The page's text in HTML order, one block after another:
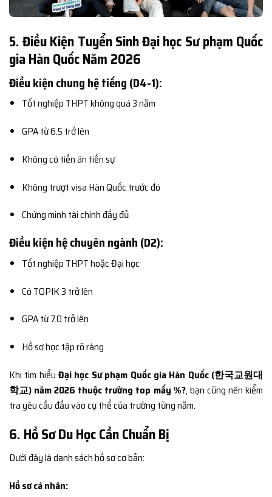
5. Điều Kiện Tuyển Sinh Đại học Sư phạm Quốc
gia Hàn Quốc Năm 2026
Điều kiện chung hệ tiếng (D4-1):
Tốt nghiệp THPT không quá 3 năm
GPA từ 6.5 trở lên
Không có tiền án tiền sự
Không trượt visa Hàn Quốc trước đó
Chứng minh tài chính đầy đủ
Điều kiện hệ chuyên ngành (D2):
Tốt nghiệp THPT hoặc Đại học
Có TOPIK 3 trở lên
GPA từ 7.0 trở lên
Hồ sơ học tập rõ ràng
Khi tìm hiểuĐại học Sư phạm Quốc gia Hàn Quốc (한국교원대
학교) năm 2026 thuộc trường top mấy %?, bạn cũng nên kiểm
tra yêu cầu đầu vào cụ thể của trường từng năm.
6. Hồ Sơ Du Học Cần Chuẩn Bị
Dưới đây là danh sách hồ sơ cơ bản:
Hồ sơ cá nhân: